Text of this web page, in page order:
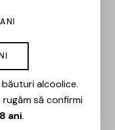
alcoolice.
să confirmi
ani.